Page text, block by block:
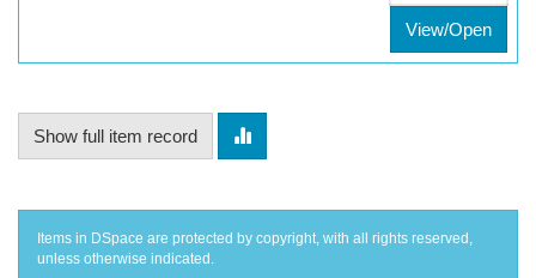
View/Open
Show full item record
Items in DSpace are protected by copyright, with all rights reserved,
unless otherwise indicated.